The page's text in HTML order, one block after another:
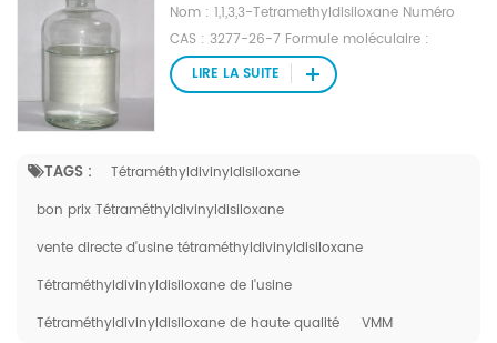
Nom : 1,1,3,3-Tetramethyldisiloxane Numéro
CAS : 3277-26-7 Formule moléculaire :
C4H14OSi2 Poids moléculaire : 134,32 Numéro
EINECS : 221-906-4 Fichier Mol : 3277-26-
TAGS :
Tétraméthyldivinyldisiloxane
bon prix Tétraméthyldivinyldisiloxane
vente directe d'usine tétraméthyldivinyldisiloxane
Tétraméthyldivinyldisiloxane de l'usine
Tétraméthyldivinyldisiloxane de haute qualité
VMM
LIRE LA SUITE